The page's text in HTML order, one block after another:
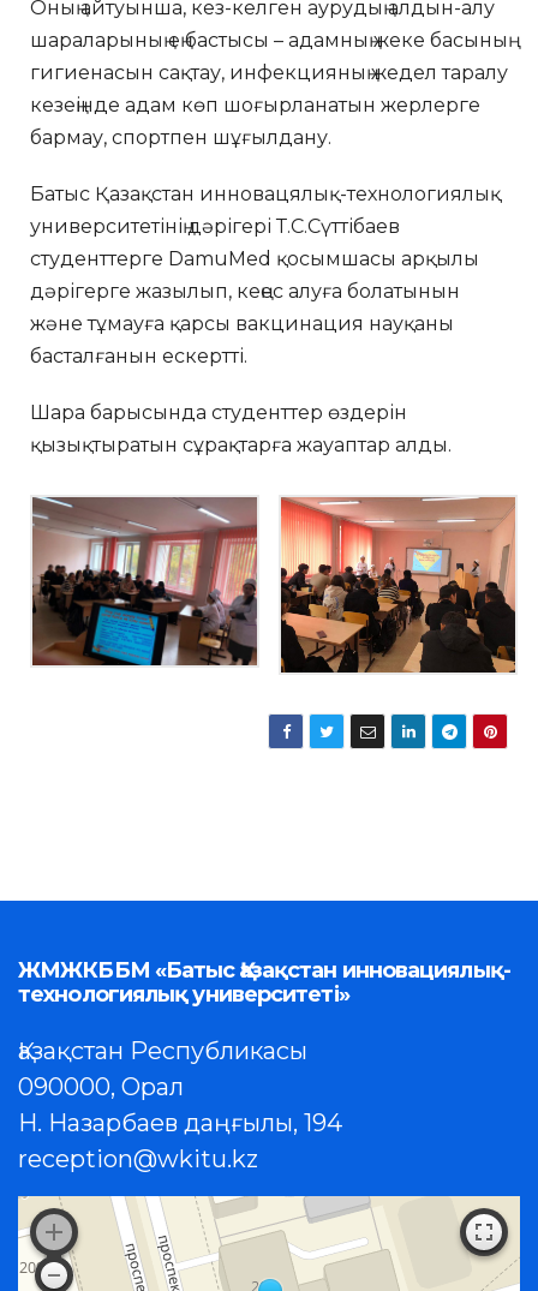
Оның айтуынша, кез-келген аурудың алдын-алу
шараларының ең бастысы – адамның жеке басының
гигиенасын сақтау, инфекцияның жедел таралу
кезеңінде адам көп шоғырланатын жерлерге
бармау, спортпен шұғылдану.
Батыс Қазақстан инновацялық-технологиялық
университетінің дәрігері Т.С.Сүттібаев
студенттерге DamuMed қосымшасы арқылы
дәрігерге жазылып, кеңес алуға болатынын
және тұмауға қарсы вакцинация науқаны
басталғанын ескертті.
Шара барысында студенттер өздерін
қызықтыратын сұрақтарға жауаптар алды.
ЖМЖКББМ «Батыс Қазақстан инновациялық-
технологиялық университеті»
Қазақстан Республикасы
090000, Орал
Н. Назарбаев даңғылы, 194
reception@wkitu.kz